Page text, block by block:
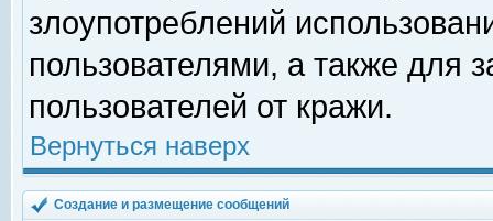
злоупотреблений
пользователями, а также для
пользователей от кражи.
Вернуться наверх
Создание и размещение сообщений